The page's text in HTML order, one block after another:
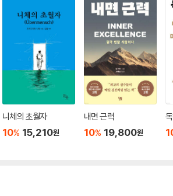
니체의 초월자
10% 15,210원
내면 근력
10% 19,800원